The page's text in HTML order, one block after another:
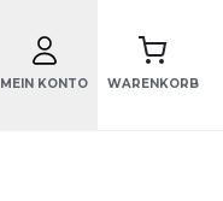
MEIN KONTO WARENKORB